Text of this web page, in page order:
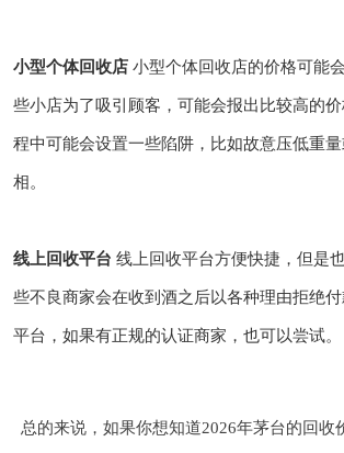
小型个体回收店小型个体回收店的价格可能
些小店为了吸引顾客，可能会报出比较高的
程中可能会设置一些陷阱，比如故意压低重
相。
线上回收平台 线上回收平台方便快捷，但是
些不良商家会在收到酒之后以各种理由拒绝
平台，如果有正规的认证商家，也可以尝试。
总的来说，如果你想知道2026年茅台的回收